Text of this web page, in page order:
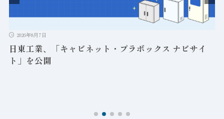
2026年8月7日
日東工業、「キャビネット・プラボックス ナビサイ
ト」を公開